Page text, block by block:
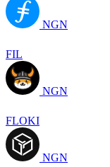
NGN
FIL
NGN
FLOKI
NGN